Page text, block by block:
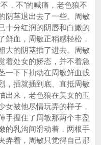
，不”的喊痛，老色狼不
阴茎退出去了一些。周敏
十分红润的阴唇和白嫩的
鲜血，周敏正稍感轻松，
大的阴茎插了进去。周敏
着处女的娇态，并不着急
一下下抽动在周敏鲜血贱
，插就插到底、直抵周敏
出来，老色狼在美女的玉
女被他尽情玩弄的样子，
手握住了周敏那两个丰盈
的乳沟间滑动着，两根手
弄着，周敏只觉得自己那